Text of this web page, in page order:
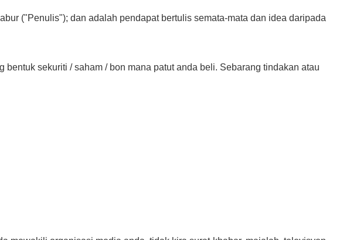
("Penulis"); dan adalah pendapat bertulis semata-mata dan idea daripada
sekuriti / saham / bon mana patut anda beli. Sebarang tindakan atau